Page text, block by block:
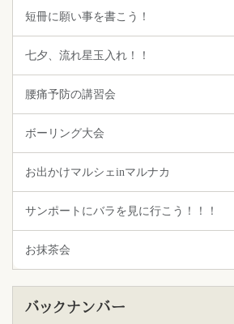
短冊に願い事を書こう！
七夕、流れ星玉入れ！！
腰痛予防の講習会
ボーリング大会
お出かけマルシェinマルナカ
サンポートにバラを見に行こう！！！
お抹茶会
バックナンバー